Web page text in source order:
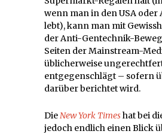
wenn man in den USA oder
lebt), kann man mit
der Anti-Gentechnik-
Seiten der Mainstream-
üblicherweise
entgegenschlägt – sofern
darüber berichtet wird.
DieNew York Timeshat bei
jedoch endlich einen Blick